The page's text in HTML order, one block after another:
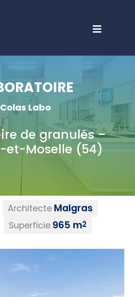
Colas Labo
de granulés –
et-Moselle (54)
Architecte Malgras
Superficie 965 m2